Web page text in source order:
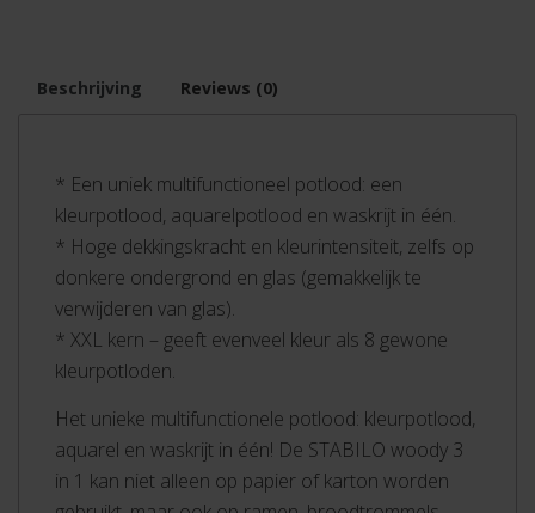
Beschrijving Reviews (0)
* Een uniek multifunctioneel potlood: een
kleurpotlood, aquarelpotlood en waskrijt in één.
* Hoge dekkingskracht en kleurintensiteit, zelfs op
donkere ondergrond en glas (gemakkelijk te
verwijderen van glas).
* XXL kern – geeft evenveel kleur als 8 gewone
kleurpotloden.
Het unieke multifunctionele potlood: kleurpotlood,
aquarel en waskrijt in één! De STABILO woody 3
in 1 kan niet alleen op papier of karton worden